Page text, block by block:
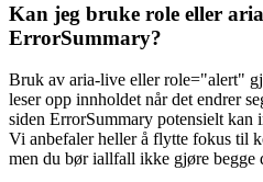
Kan jeg bruke role eller
ErrorSummary?
Bruk av aria-live eller role="alert"
leser opp innholdet når det endrer
siden ErrorSummary potensielt kan
Vi anbefaler heller å flytte fokus til
men du bør iallfall ikke gjøre begge